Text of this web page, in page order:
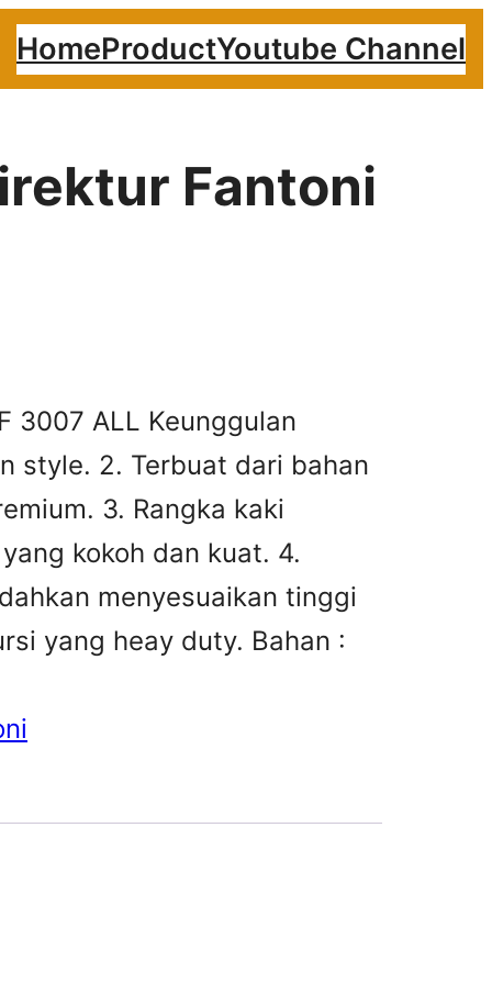
HomeProductYoutube Channel
Fantoni
3007 ALL Keunggulan
style. 2. Terbuat dari bahan
3. Rangka kaki
kokoh dan kuat. 4.
menyesuaikan tinggi
yang heay duty. Bahan :